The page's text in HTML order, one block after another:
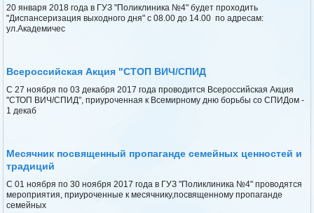
20 января 2018 года в ГУЗ "Поликлиника №4" будет проходить
"Диспансеризация выходного дня" с 08.00 до 14.00 по адресам:
ул.Академичес
Всероссийская Акция "СТОП ВИЧ/СПИД
С 27 ноября по 03 декабря 2017 года проводится Всероссийская Акция
"СТОП ВИЧ/СПИД", приуроченная к Всемирному дню борьбы со СПИДом -
1 декаб
Месячник посвященный пропаганде семейных ценностей и
традиций
С 01 ноября по 30 ноября 2017 года в ГУЗ "Поликлиника №4" проводятся
мероприятия, приуроченные к месячнику,посвященному пропаганде
семейных